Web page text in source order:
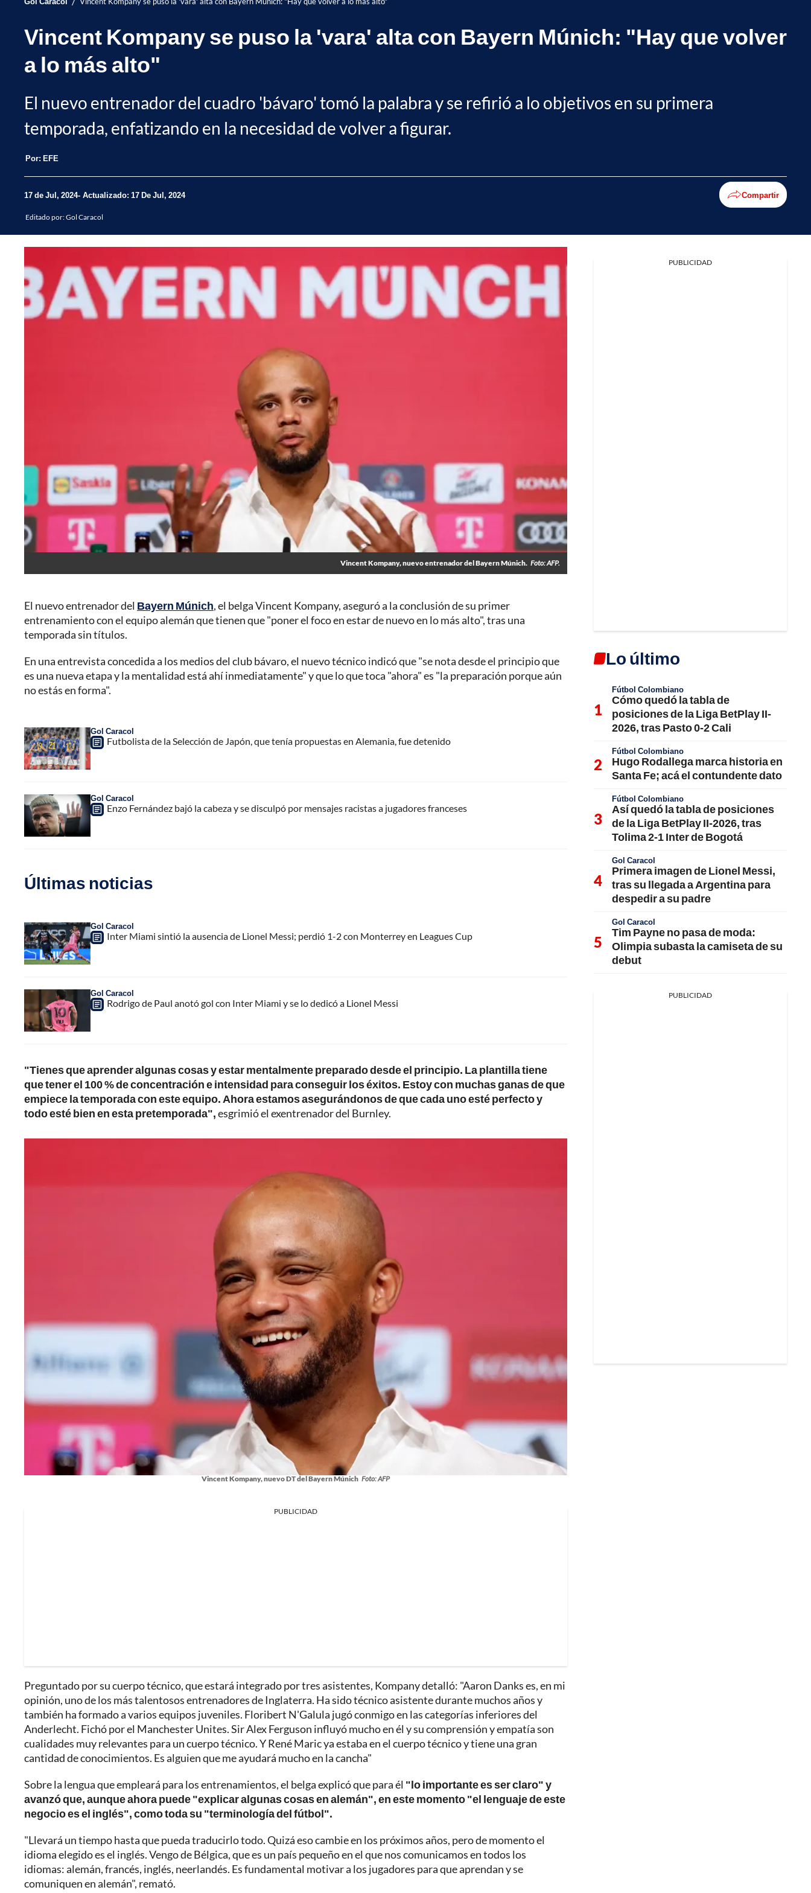
Vincent Kompany se puso la 'vara' alta con Bayern Múnich: "Hay que volver
a lo más alto"
El nuevo entrenador del cuadro 'bávaro' tomó la palabra y se refirió a lo objetivos en su primera
temporada, enfatizando en la necesidad de volver a figurar.
Por: EFE
17 de Jul, 2024 Actualizado: 17 De Jul, 2024 Compartir
Editado por:Gol Caracol
Vincent Kompany, nuevo entrenador del Bayern Múnich. Foto: AFP.
El nuevo entrenador del Bayern Múnich, el belga Vincent Kompany, aseguró a la conclusión de su primer
entrenamiento con el equipo alemán que tienen que "poner el foco en estar de nuevo en lo más alto", tras una
temporada sin títulos.
En una entrevista concedida a los medios del club bávaro, el nuevo técnico indicó que "se nota desde el principio que
es una nueva etapa y la mentalidad está ahí inmediatamente" y que lo que toca "ahora" es "la preparación porque aún
no estás en forma".
Gol Caracol
Futbolista de la Selección de Japón, que tenía propuestas en Alemania, fue detenido
Gol Caracol
Enzo Fernández bajó la cabeza y se disculpó por mensajes racistas a jugadores franceses
Últimas noticias
Gol Caracol
Inter Miami sintió la ausencia de Lionel Messi; perdió 1-2 con Monterrey en Leagues Cup
Gol Caracol
Rodrigo de Paul anotó gol con Inter Miami y se lo dedicó a Lionel Messi
"Tienes que aprender algunas cosas y estar mentalmente preparado desde el principio. La plantilla tiene
que tener el 100 % de concentración e intensidad para conseguir los éxitos. Estoy con muchas ganas de que
empiece la temporada con este equipo. Ahora estamos asegurándonos de que cada uno esté perfecto y
todo esté bien en esta pretemporada",esgrimió el exentrenador del Burnley.
Vincent Kompany, nuevo DT del Bayern Múnich Foto: AFP
PUBLICIDAD
Preguntado por su cuerpo técnico, que estará integrado por tres asistentes, Kompany detalló: "Aaron Danks es, en mi
opinión, uno de los más talentosos entrenadores de Inglaterra. Ha sido técnico asistente durante muchos años y
también ha formado a varios equipos juveniles. Floribert N'Galula jugó conmigo en las categorías inferiores del
Anderlecht. Fichó por el Manchester Unites. Sir Alex Ferguson influyó mucho en él y su comprensión y empatía son
cualidades muy relevantes para un cuerpo técnico. Y René Maric ya estaba en el cuerpo técnico y tiene una gran
cantidad de conocimientos. Es alguien que me ayudará mucho en la cancha"
Sobre la lengua que empleará para los entrenamientos, el belga explicó que para él "lo importante es ser claro" y
avanzó que, aunque ahora puede "explicar algunas cosas en alemán", en este momento "el lenguaje de este
negocio es el inglés", como toda su "terminología del fútbol".
"Llevará un tiempo hasta que pueda traducirlo todo. Quizá eso cambie en los próximos años, pero de momento el
idioma elegido es el inglés. Vengo de Bélgica, que es un país pequeño en el que nos comunicamos en todos los
idiomas: alemán, francés, inglés, neerlandés. Es fundamental motivar a los jugadores para que aprendan y se
comuniquen en alemán", remató.
PUBLICIDAD
Lo último
Fútbol Colombiano
Cómo quedó la tabla de
posiciones de la Liga BetPlay II-
2026, tras Pasto 0-2 Cali
Fútbol Colombiano
Hugo Rodallega marca historia en
Santa Fe; acá el contundente dato
Fútbol Colombiano
Así quedó la tabla de posiciones
de la Liga BetPlay II-2026, tras
Tolima 2-1 Inter de Bogotá
Gol Caracol
Primera imagen de Lionel Messi,
tras su llegada a Argentina para
despedir a su padre
Gol Caracol
Tim Payne no pasa de moda:
Olimpia subasta la camiseta de su
debut
PUBLICIDAD